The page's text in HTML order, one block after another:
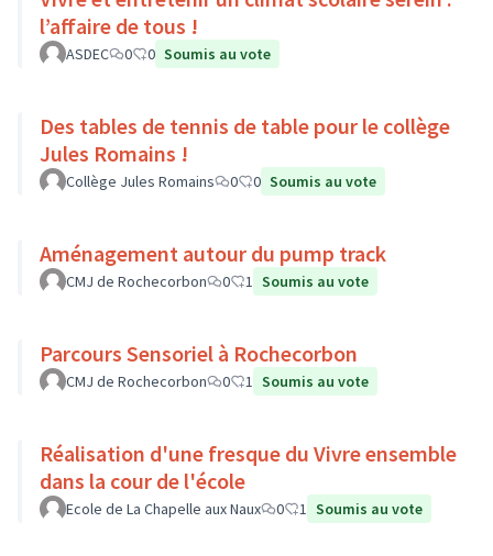
l’affaire de tous !
ASDEC 0 0 Soumis au vote
Des tables de tennis de table pour le collège
Jules Romains !
Collège Jules Romains 0 0 Soumis au vote
Aménagement autour du pump track
CMJ de Rochecorbon 0 1 Soumis au vote
Parcours Sensoriel à Rochecorbon
CMJ de Rochecorbon 0 1 Soumis au vote
Réalisation d'une fresque du Vivre ensemble
dans la cour de l'école
Ecole de La Chapelle aux Naux 0 1 Soumis au vote